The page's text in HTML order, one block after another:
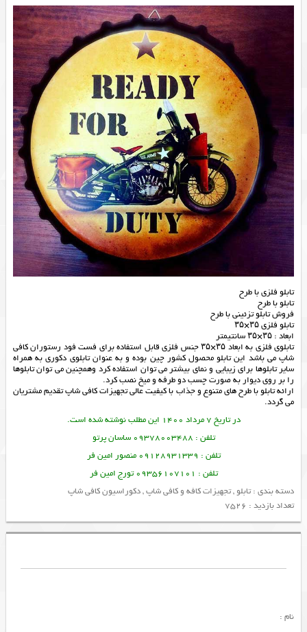
تابلو فلزی با طرح
تابلو با طرح
فروش تابلو تزئینی با طرح
تابلو فلزی ۳۵×۳۵
ابعاد : ۳۵×۳۵ سانتیمتر
تابلوی فلزی به ابعاد ۳۵×۳۵ جنس فلزی قابل استفاده برای فست فود رستوران کافی
شاپ می باشد این تابلو محصول کشور چین بوده و به عنوان تابلوی دکوری به همراه
سایر تابلوها برای زیبایی و نمای بیشتر می توان استفاده کرد وهمچنین می توان تابلوها
را بر روی دیوار به صورت چسب دو طرفه و میخ نصب کرد.
ارائهتابلوبا طرح های متنوع و جذاب با کیفیت عالیتجهیزات کافی شاپتقدیم مشتریان
می گردد.
در تاریخ 7 مرداد 1400 این مطلب نوشته شده است.
تلفن : 09378003488 ساسان پرتو
تلفن : 09128931339 منصور امین فر
تلفن : 09356107101 تورج امین فر
دسته بندی :تابلو,تجهیزات کافه و کافی شاپ,دکوراسیون کافی شاپ
تعداد بازدید : 7526
نام :